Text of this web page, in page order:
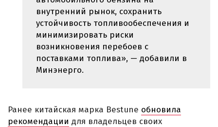
внутренний рынок, сохранить
устойчивость топливообеспечения и
минимизировать риски
возникновения перебоев с
поставками топлива», — добавили в
Минэнерго.
Ранее китайская марка Bestune обновила
рекомендации для владельцев своих